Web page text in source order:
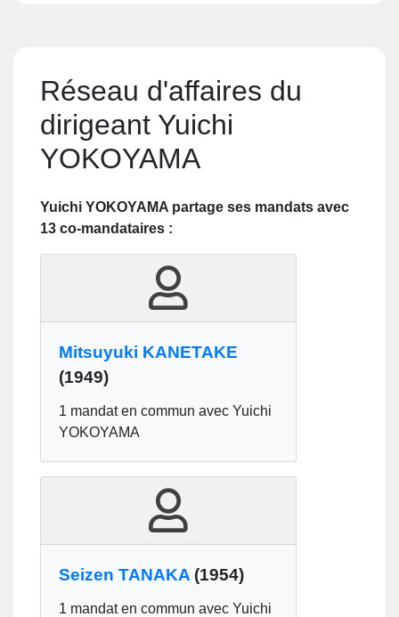
Réseau d'affaires du
dirigeant Yuichi
YOKOYAMA
Yuichi YOKOYAMA partage ses mandats avec
13 co-mandataires :
Mitsuyuki KANETAKE
(1949)
1 mandat en commun avec Yuichi
YOKOYAMA
Seizen TANAKA (1954)
1 mandat en commun avec Yuichi